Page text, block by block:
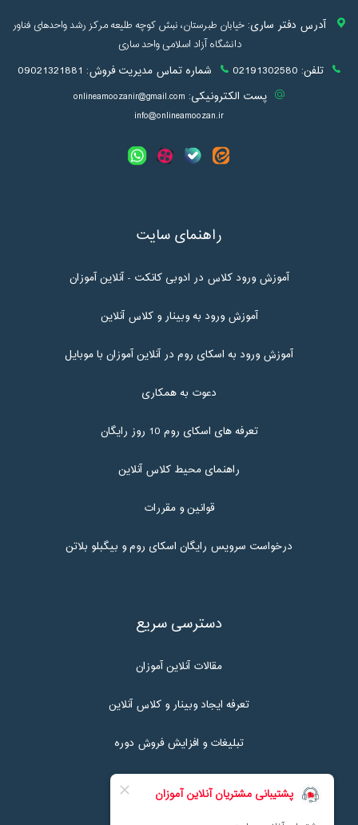
آدرس دفتر ساری:خیابان طبرستان، نبش کوچه طلیعه مرکز رشد واحدهای فناور
دانشگاه آزاد اسلامی واحد ساری
تلفن: 02191302580 شماره تماس مدیریت فروش: 09021321881
پست الکترونیکی: onlineamoozanir@gmail.com
info@onlineamoozan.ir
راهنمای سایت
آموزش ورود کلاس در ادوبی کانکت - آنلاین آموزان
آموزش ورود به وبینار و کلاس آنلاین
آموزش ورود به اسکای روم در آنلاین آموزان با موبایل
دعوت به همکاری
تعرفه های اسکای روم 10 روز رایگان
راهنمای محیط کلاس آنلاین
قوانین و مقررات
درخواست سرویس رایگان اسکای روم و بیگبلو بلاتن
دسترسی سریع
مقالات آنلاین آموزان
تعرفه ایجاد وبینار و کلاس آنلاین
تبلیغات و افزایش فروش دوره